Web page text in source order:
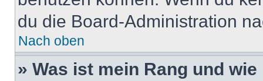
du die Board-Administration
Nach oben
» Was ist mein Rang und